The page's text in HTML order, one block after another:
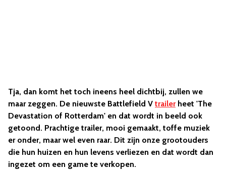
Tja, dan komt het toch ineens heel dichtbij, zullen we
maar zeggen. De nieuwste Battlefield V trailerheet 'The
Devastation of Rotterdam' en dat wordt in beeld ook
getoond. Prachtige trailer, mooi gemaakt, toffe muziek
er onder, maar wel even raar. Dit zijn onze grootouders
die hun huizen en hun levens verliezen en dat wordt dan
ingezet om een game te verkopen.